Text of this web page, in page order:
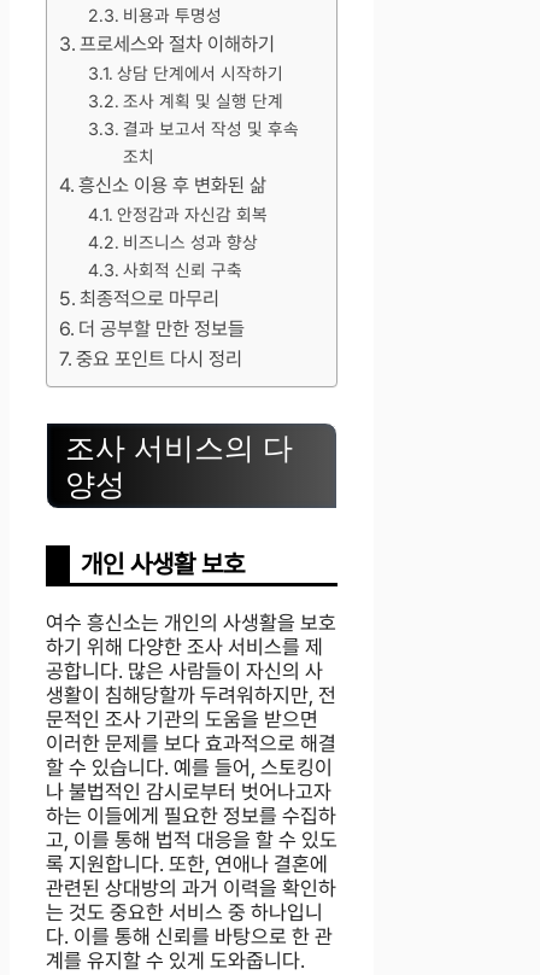
비용과 투명성
프로세스와 절차 이해하기
상담 단계에서 시작하기
조사 계획 및 실행 단계
결과 보고서 작성 및 후속
조치
흥신소 이용 후 변화된 삶
안정감과 자신감 회복
비즈니스 성과 향상
사회적 신뢰 구축
최종적으로 마무리
더 공부할 만한 정보들
중요 포인트 다시 정리
조사 서비스의 다
양성
개인 사생활 보호
여수 흥신소는 개인의 사생활을 보호
하기 위해 다양한 조사 서비스를 제
공합니다. 많은 사람들이 자신의 사
생활이 침해당할까 두려워하지만, 전
문적인 조사 기관의 도움을 받으면
이러한 문제를 보다 효과적으로 해결
할 수 있습니다. 예를 들어, 스토킹이
나 불법적인 감시로부터 벗어나고자
하는 이들에게 필요한 정보를 수집하
고, 이를 통해 법적 대응을 할 수 있도
록 지원합니다. 또한, 연애나 결혼에
관련된 상대방의 과거 이력을 확인하
는 것도 중요한 서비스 중 하나입니
다. 이를 통해 신뢰를 바탕으로 한 관
계를 유지할 수 있게 도와줍니다.